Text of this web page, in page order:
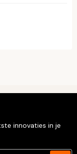
innovaties in je